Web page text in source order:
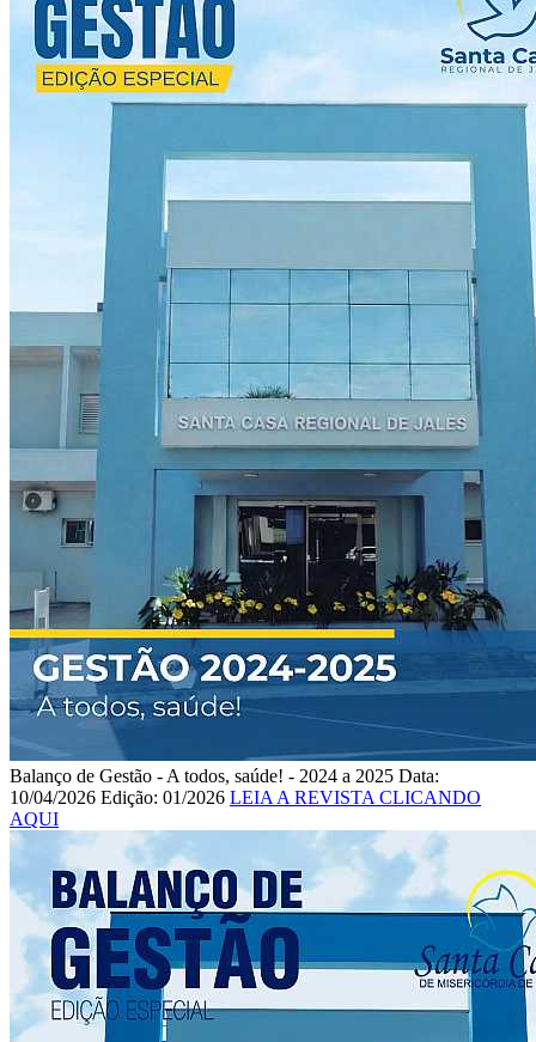
Balanço de Gestão - A todos, saúde! - 2024 a 2025 Data:
10/04/2026 Edição: 01/2026 LEIA A REVISTA CLICANDO
AQUI